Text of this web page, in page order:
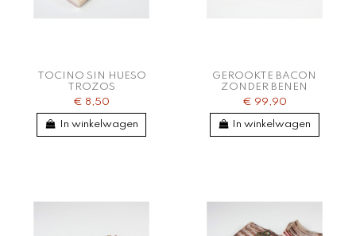
TOCINO SIN HUESO
TROZOS
€ 8,50
In winkelwagen
GEROOKTE BACON
ZONDER BENEN
€ 99,90
In winkelwagen